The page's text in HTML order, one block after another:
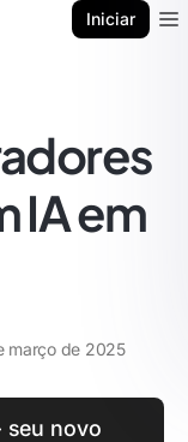
Iniciar
IA em
março de 2025
seu novo